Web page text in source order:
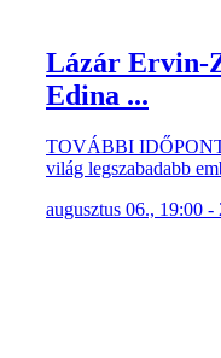
Lázár Ervin-
Edina ...
TOVÁBBI
világ legszabadabb
augusztus 06., 19:00 -